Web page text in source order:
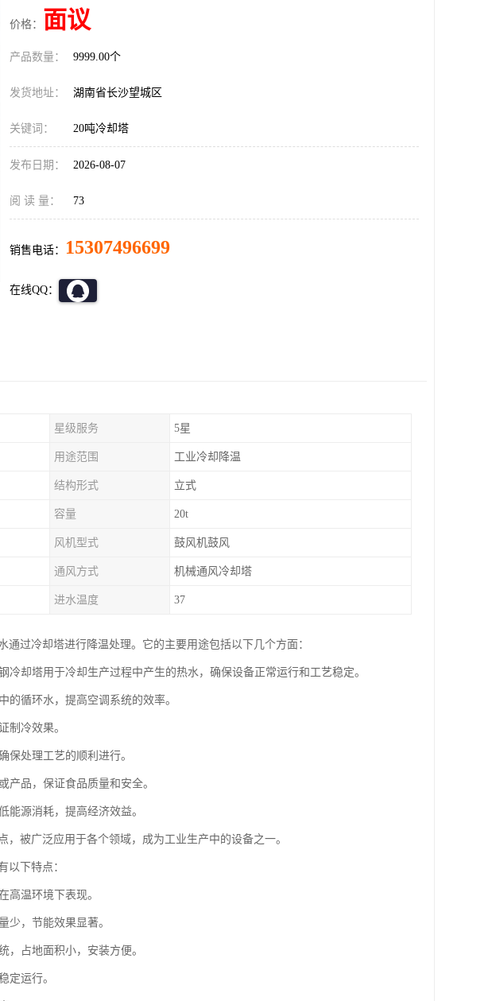
价格： 面议
产品数量： 9999.00个
发货地址： 湖南省长沙望城区
关键词： 20吨冷却塔
发布日期： 2026-08-07
阅 读 量： 73
销售电话： 15307496699
在线QQ：
星级服务 5星
用途范围 工业冷却降温
结构形式 立式
容量 20t
风机型式 鼓风机鼓风
通风方式 机械通风冷却塔
进水温度 37
过冷却塔进行降温处理。它的主要用途包括以下几个方面：
却塔用于冷却生产过程中产生的热水，确保设备正常运行和工艺稳定。
的循环水，提高空调系统的效率。
制冷效果。
保处理工艺的顺利进行。
产品，保证食品质量和安全。
能源消耗，提高经济效益。
被广泛应用于各个领域，成为工业生产中的设备之一。
以下特点：
高温环境下表现。
少，节能效果显著。
，占地面积小，安装方便。
定运行。